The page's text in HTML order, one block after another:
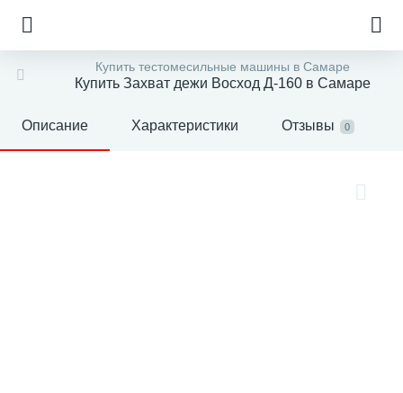
Купить тестомесильные машины в Самаре
Купить Захват дежи Восход Д-160 в Самаре
Описание Характеристики Отзывы 0